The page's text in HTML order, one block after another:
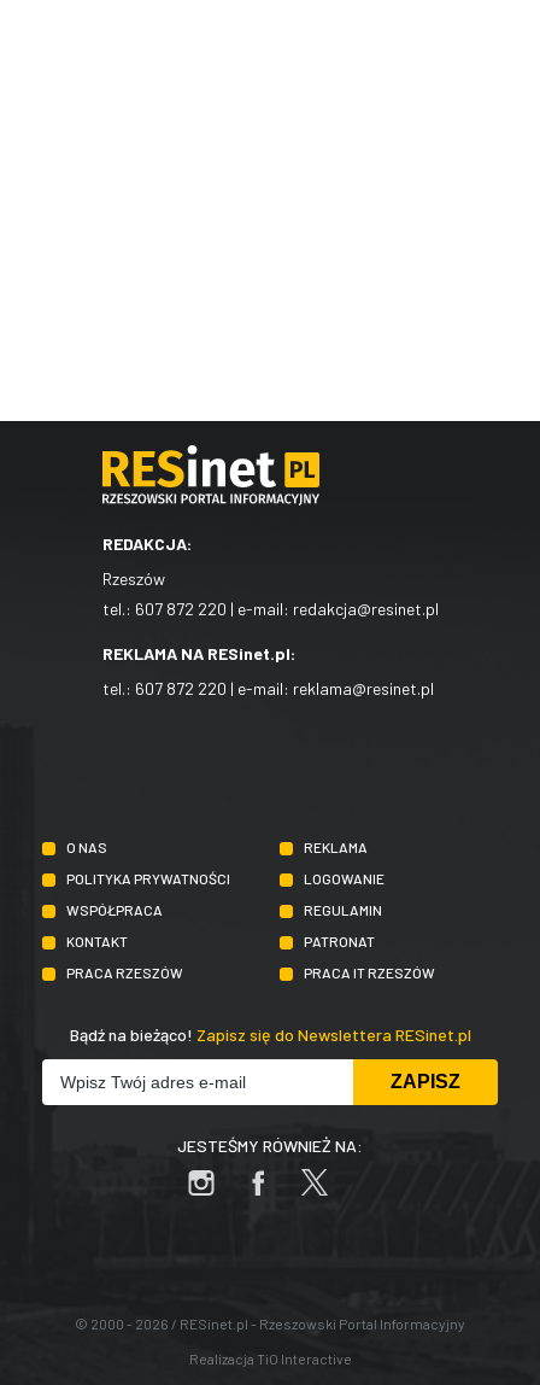
REDAKCJA:
Rzeszów
tel.: 607 872 220 | e-mail: redakcja@resinet.pl
REKLAMA NA RESinet.pl:
tel.: 607 872 220 | e-mail: reklama@resinet.pl
O NAS
REKLAMA
POLITYKA PRYWATNOŚCI
LOGOWANIE
WSPÓŁPRACA
REGULAMIN
KONTAKT
PATRONAT
PRACA RZESZÓW
PRACA IT RZESZÓW
Bądź na bieżąco! Zapisz się do Newslettera RESinet.pl
JESTEŚMY RÓWNIEŻ NA:
© 2000 - 2026 / RESinet.pl - Rzeszowski Portal Informacyjny
Realizacja TiO Interactive